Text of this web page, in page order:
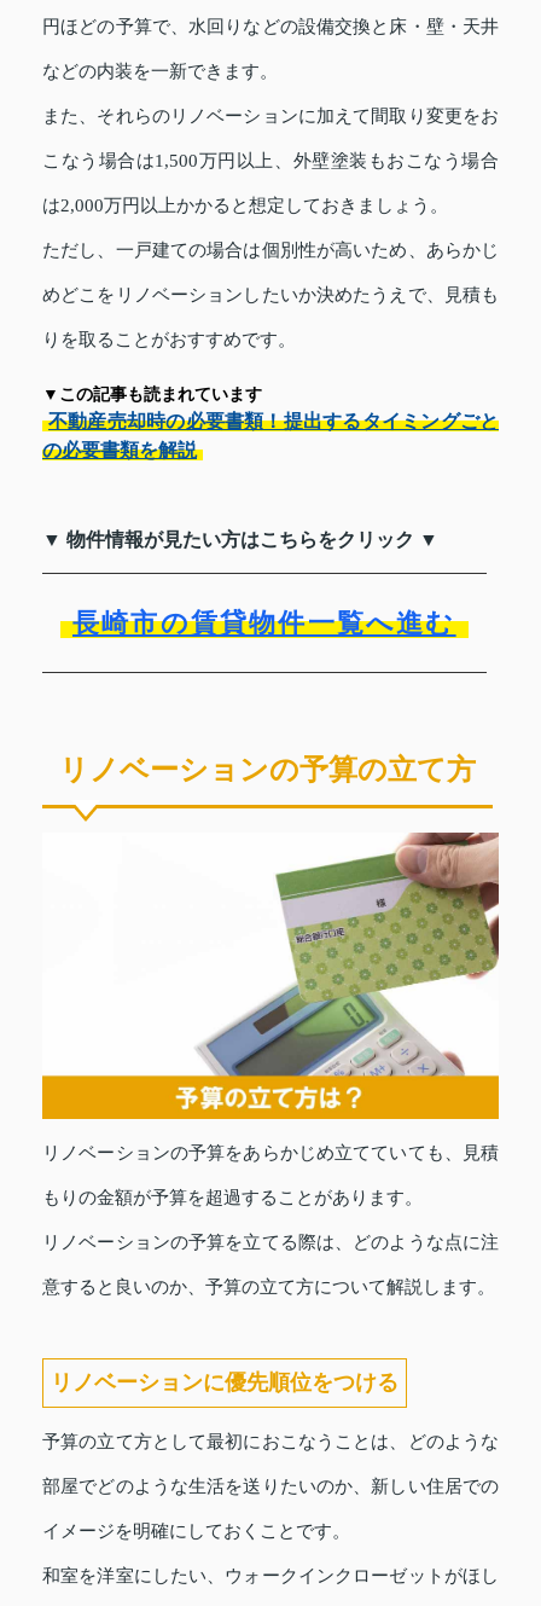
円ほどの予算で、水回りなどの設備交換と床・壁・天井
などの内装を一新できます。
また、それらのリノベーションに加えて間取り変更をお
こなう場合は1,500万円以上、外壁塗装もおこなう場合
は2,000万円以上かかると想定しておきましょう。
ただし、一戸建ての場合は個別性が高いため、あらかじ
めどこをリノベーションしたいか決めたうえで、見積も
りを取ることがおすすめです。
▼この記事も読まれています
不動産売却時の必要書類！提出するタイミングごと
の必要書類を解説
▼ 物件情報が見たい方はこちらをクリック ▼
長崎市の賃貸物件一覧へ進む
リノベーションの予算の立て方
リノベーションの予算をあらかじめ立てていても、見積
もりの金額が予算を超過することがあります。
リノベーションの予算を立てる際は、どのような点に注
意すると良いのか、予算の立て方について解説します。
リノベーションに優先順位をつける
予算の立て方として最初におこなうことは、どのような
部屋でどのような生活を送りたいのか、新しい住居での
イメージを明確にしておくことです。
和室を洋室にしたい、ウォークインクローゼットがほし